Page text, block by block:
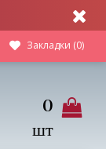
Закладки (0)
0
шт